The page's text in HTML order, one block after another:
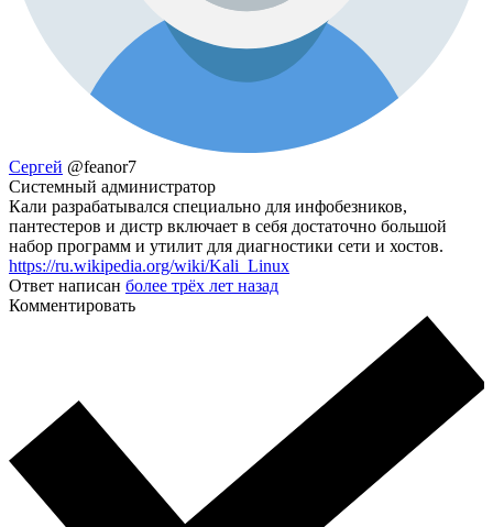
Сергей @feanor7
Системный администратор
Кали разрабатывался специально для инфобезников,
пантестеров и дистр включает в себя достаточно большой
набор программ и утилит для диагностики сети и хостов.
https://ru.wikipedia.org/wiki/Kali_Linux
Ответ написан более трёх лет назад
Комментировать